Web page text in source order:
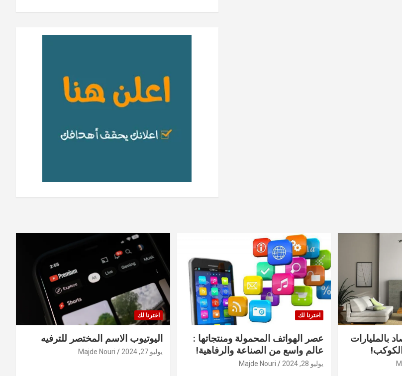
بالمليارات
اخترنا لك
عصر الهواتف المحمولة ومنتجاتها :
عالم واسع من الصناعة والرفاهية!
يوليو 28, 2024 Majde Nouri
اخترنا لك
اليوتيوب الاسم المختصر للترفيه
يوليو 27, 2024 Majde Nouri